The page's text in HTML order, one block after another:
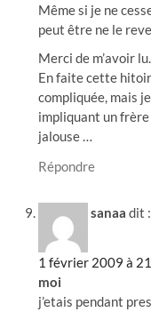
Même si je ne
peut être ne le
Merci de m’avoir lu.
En faite cette
compliquée, mais
impliquant un frère
jalouse …
Répondre
sanaa dit :
1 février 2009 à
moi
j’etais pendant